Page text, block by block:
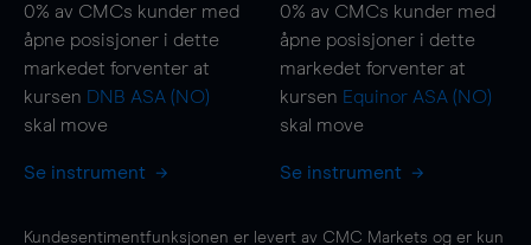
0% av CMCs kunder med
åpne posisjoner i dette
markedet forventer at
kursen DNB ASA (NO)
skal move
Se instrument
0% av CMCs kunder med
åpne posisjoner i dette
markedet forventer at
kursen Equinor ASA (NO)
skal move
Se instrument
Kundesentimentfunksjonen er levert av CMC Markets og er kun